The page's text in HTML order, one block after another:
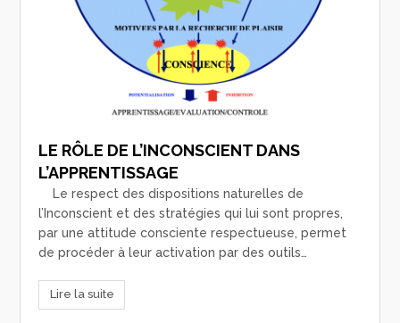
LE RÔLE DE L’INCONSCIENT DANS
L’APPRENTISSAGE
Le respect des dispositions naturelles de
l’Inconscient et des stratégies qui lui sont propres,
par une attitude consciente respectueuse, permet
de procéder à leur activation par des outils…
Lire la suite